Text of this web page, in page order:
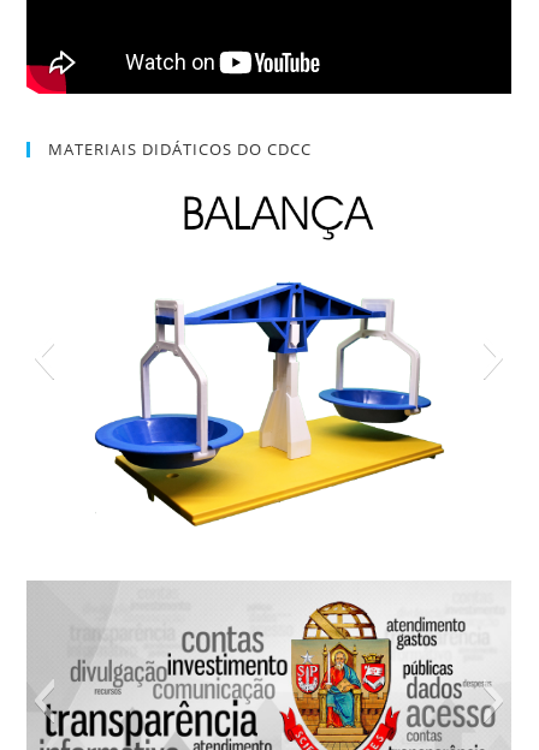
MATERIAIS DIDÁTICOS DO CDCC